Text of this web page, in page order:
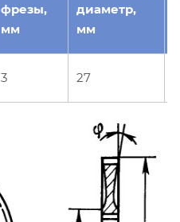
фрезы,
мм
диаметр,
мм
3 27